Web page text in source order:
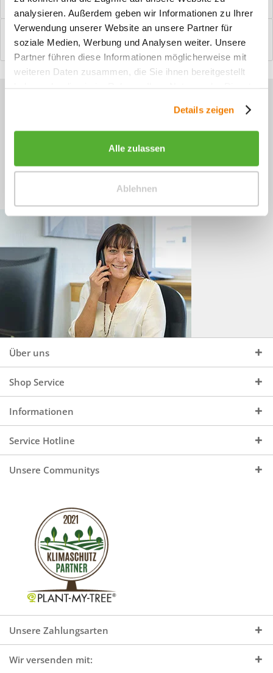
analysieren. Außerdem geben wir Informationen zu Ihrer
Verwendung unserer Website an unsere Partner für
soziale Medien, Werbung und Analysen weiter. Unsere
Partner führen diese Informationen möglicherweise mit
weiteren Daten zusammen, die Sie ihnen bereitgestellt
Details zeigen
Alle zulassen
Ablehnen
einbaufertig bestellen. In wenigen...
Bewertungen
0
Bewertungen lesen, schreiben und diskutieren...mehr
Sie haben Fragen zu unseren
+49 (0)4244 965 34 04
Mo - Do, 09:00 - 16:00 Uhr
und Fr, 09:00 - 13:00 Uhr
Über uns
Shop Service
Informationen
Service Hotline
Unsere Communitys
Unsere Zahlungsarten
Wir versenden mit: